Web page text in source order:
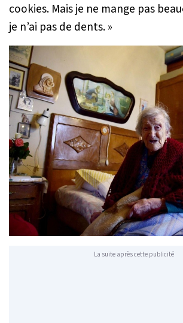
cookies. Mais je ne mange pas
je n’ai pas de dents. »
La suite après cette publicité